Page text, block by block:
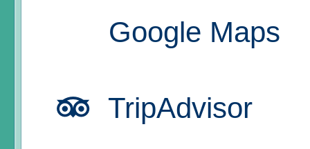
Google Maps
TripAdvisor